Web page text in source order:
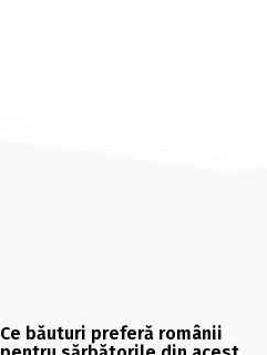
Ce băuturi preferă românii